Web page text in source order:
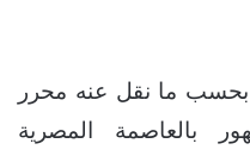
ما نقل عنه محرر
بالعاصمة المصرية